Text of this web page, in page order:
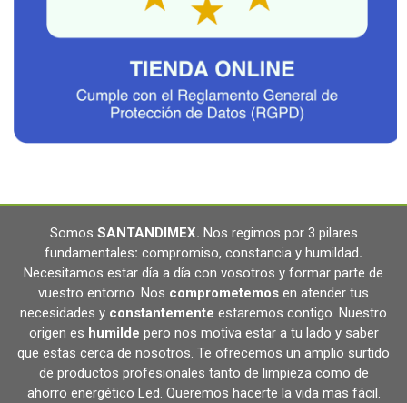
Somos SANTANDIMEX. Nos regimos por 3 pilares
fundamentales: compromiso, constancia y humildad.
Necesitamos estar día a día con vosotros y formar parte de
vuestro entorno. Nos comprometemos en atender tus
necesidades y constantemente estaremos contigo. Nuestro
origen es humilde pero nos motiva estar a tu lado y saber
que estas cerca de nosotros. Te ofrecemos un amplio surtido
de productos profesionales tanto de limpieza como de
ahorro energético Led. Queremos hacerte la vida mas fácil.